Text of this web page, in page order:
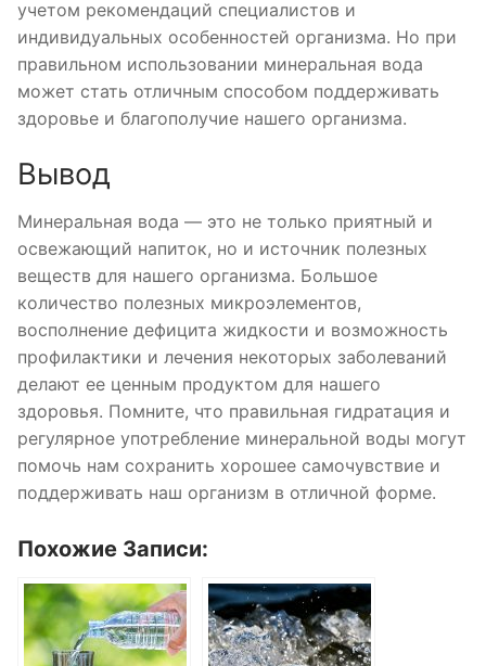
учетом рекомендаций специалистов и
индивидуальных особенностей организма. Но при
правильном использовании минеральная вода
может стать отличным способом поддерживать
здоровье и благополучие нашего организма.
Вывод
Минеральная вода — это не только приятный и
освежающий напиток, но и источник полезных
веществ для нашего организма. Большое
количество полезных микроэлементов,
восполнение дефицита жидкости и возможность
профилактики и лечения некоторых заболеваний
делают ее ценным продуктом для нашего
здоровья. Помните, что правильная гидратация и
регулярное употребление минеральной воды могут
помочь нам сохранить хорошее самочувствие и
поддерживать наш организм в отличной форме.
Похожие Записи: